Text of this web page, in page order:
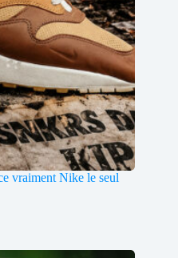
vraiment Nike le seul